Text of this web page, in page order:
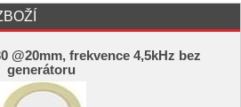
@20mm, frekvence 4,5kHz bez
generátoru